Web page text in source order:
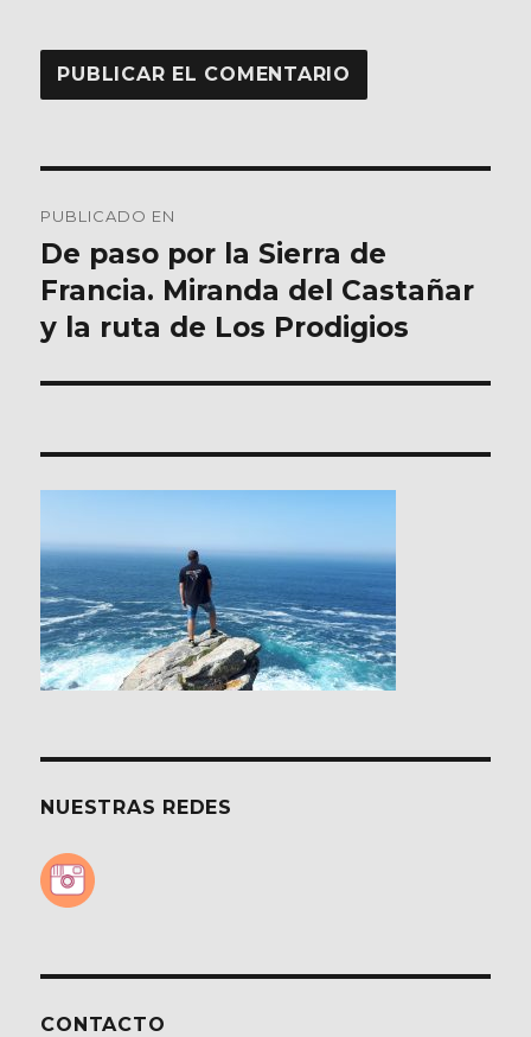
de
entradas
PUBLICADO EN
De paso por la Sierra de
Francia. Miranda del Castañar
y la ruta de Los Prodigios
NUESTRAS REDES
CONTACTO